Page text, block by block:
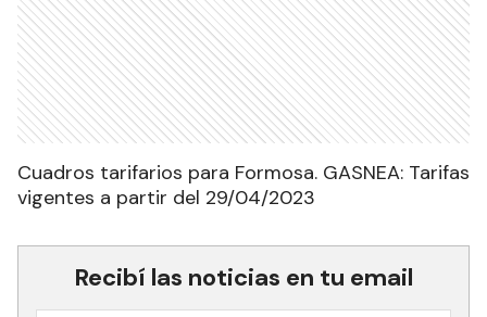
Cuadros tarifarios para Formosa. GASNEA: Tarifas
vigentes a partir del 29/04/2023
Recibí las noticias en tu email